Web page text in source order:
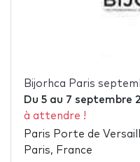
Bijorhca Paris
Du 5au 7 septembre
à attendre !
Paris Porte de
Paris, France